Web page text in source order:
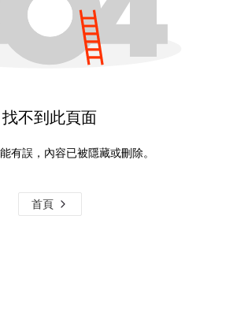
找不到此頁面
有誤，內容已被隱藏或刪除。
首頁